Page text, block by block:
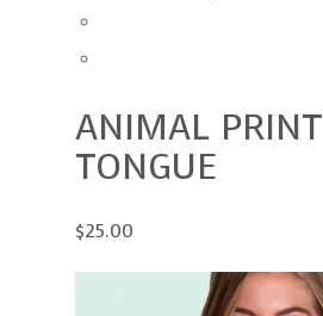
ANIMAL PRINT
TONGUE
$25.00